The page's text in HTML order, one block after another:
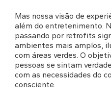
Mas nossa visão de
além do entretenimento.
passando por retrofits
ambientes mais amplos,
com áreas verdes. O
pessoas se sintam
com as necessidades do
consciente.